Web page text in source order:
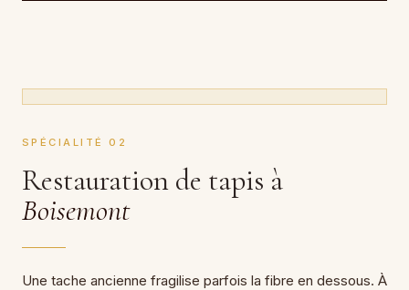
SPÉCIALITÉ 02
Restauration de tapis à
Boisemont
Une tache ancienne fragilise parfois la fibre en dessous. À